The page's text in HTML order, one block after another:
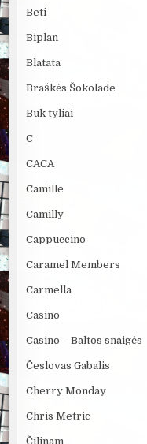
Beti
Biplan
Blatata
Braškės Šokolade
Būk tyliai
C
CACA
Camille
Camilly
Cappuccino
Caramel Members
Carmella
Casino
Casino – Baltos snaigės
Česlovas Gabalis
Cherry Monday
Chris Metric
Čilinam